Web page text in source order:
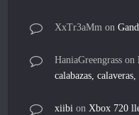
XxTr3aMm on
HaniaGreengrass on
calabazas,
xiibi onXbox 720